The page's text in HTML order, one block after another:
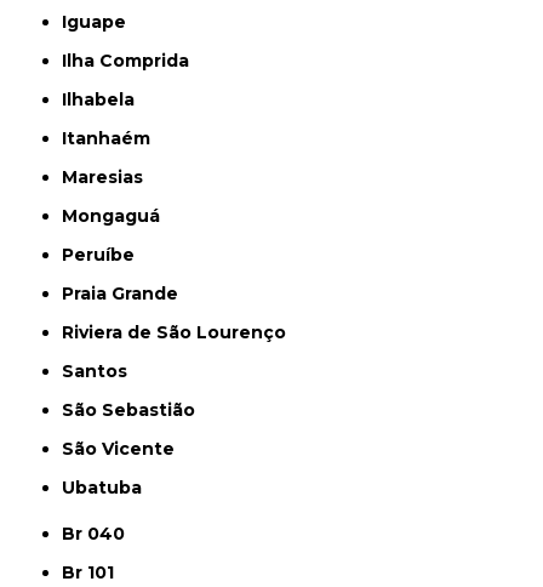
Iguape
Ilha Comprida
Ilhabela
Itanhaém
Maresias
Mongaguá
Peruíbe
Praia Grande
Riviera de São Lourenço
Santos
São Sebastião
São Vicente
Ubatuba
Br 040
Br 101